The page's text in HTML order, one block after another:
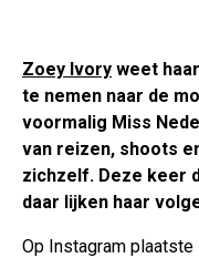
Zoey Ivory weet
te nemen naar de
voormalig Miss
van reizen, shoots
zichzelf. Deze keer
daar lijken haar
Op Instagram